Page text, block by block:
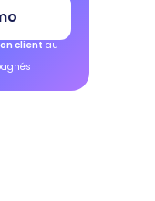
client au